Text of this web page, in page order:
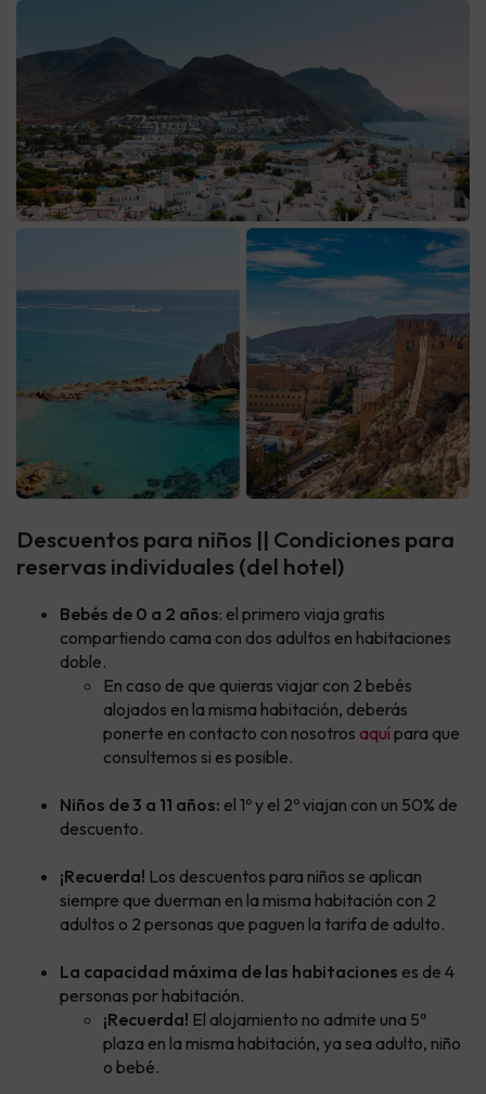
Descuentos para niños || Condiciones para
reservas individuales (del hotel)
Bebés de 0 a 2 años: el primero viaja gratis
compartiendo cama con dos adultos en habitaciones
doble.
En caso de que quieras viajar con 2 bebés
alojados en la misma habitación, deberás
ponerte en contacto con nosotros aquípara que
consultemos si es posible.
Niños de 3 a 11 años: el 1º y el 2º viajan con un 50% de
descuento.
¡Recuerda! Los descuentos para niños se aplican
siempre que duerman en la misma habitación con 2
adultos o 2 personas que paguen la tarifa de adulto.
La capacidad máxima de las habitaciones es de 4
personas por habitación.
¡Recuerda! El alojamiento no admite una 5ª
plaza en la misma habitación, ya sea adulto, niño
o bebé.